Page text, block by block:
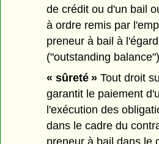
de crédit ou d'un bail
à ordre remis par
preneur à bail à
("outstanding balance")
« sûreté » Tout droit
garantit le paiement
l'exécution des
dans le cadre du